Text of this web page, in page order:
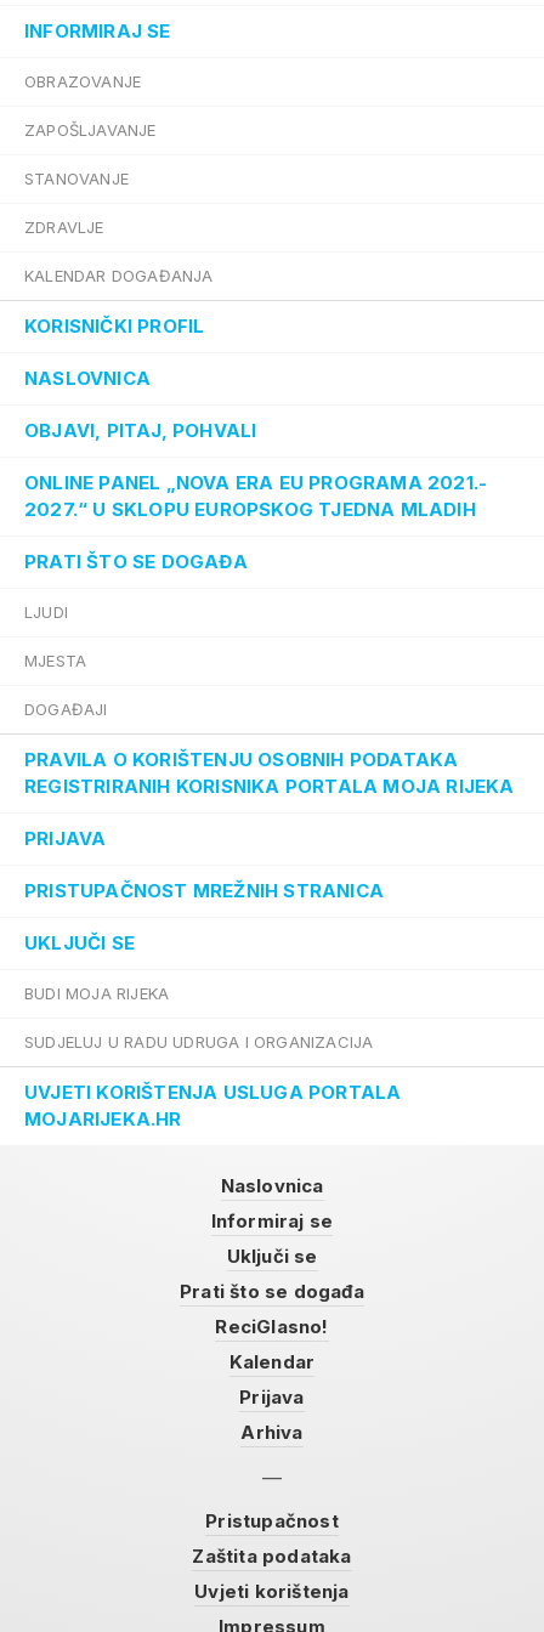
INFORMIRAJ SE
OBRAZOVANJE
ZAPOŠLJAVANJE
STANOVANJE
ZDRAVLJE
KALENDAR DOGAĐANJA
KORISNIČKI PROFIL
NASLOVNICA
OBJAVI, PITAJ, POHVALI
ONLINE PANEL „NOVA ERA EU PROGRAMA 2021.-
2027.“ U SKLOPU EUROPSKOG TJEDNA MLADIH
PRATI ŠTO SE DOGAĐA
LJUDI
MJESTA
DOGAĐAJI
PRAVILA O KORIŠTENJU OSOBNIH PODATAKA
REGISTRIRANIH KORISNIKA PORTALA MOJA RIJEKA
PRIJAVA
PRISTUPAČNOST MREŽNIH STRANICA
UKLJUČI SE
BUDI MOJA RIJEKA
SUDJELUJ U RADU UDRUGA I ORGANIZACIJA
UVJETI KORIŠTENJA USLUGA PORTALA
MOJARIJEKA.HR
Naslovnica
Informiraj se
Uključi se
Prati što se događa
ReciGlasno!
Kalendar
Prijava
Arhiva
Pristupačnost
Zaštita podataka
Uvjeti korištenja
Impressum